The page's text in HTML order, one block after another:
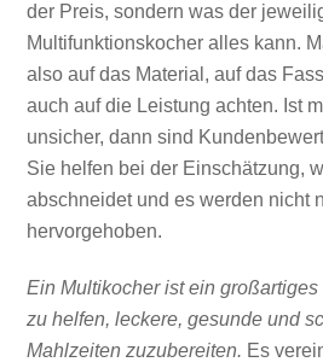
der Preis, sondern was der
Multifunktionskocher alles kann.
also auf das Material, auf das
auch auf die Leistung achten. Ist
unsicher, dann sind
Sie helfen bei der Einschätzung,
abschneidet und es werden nicht
hervorgehoben.
Ein Multikocher ist ein
zu helfen, leckere, gesunde und
Mahlzeiten zuzubereiten. Es